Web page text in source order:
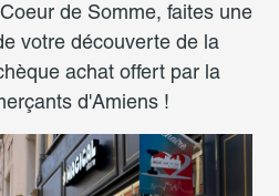
de Somme, faites une
votre découverte de la
achat offert par la
d'Amiens !